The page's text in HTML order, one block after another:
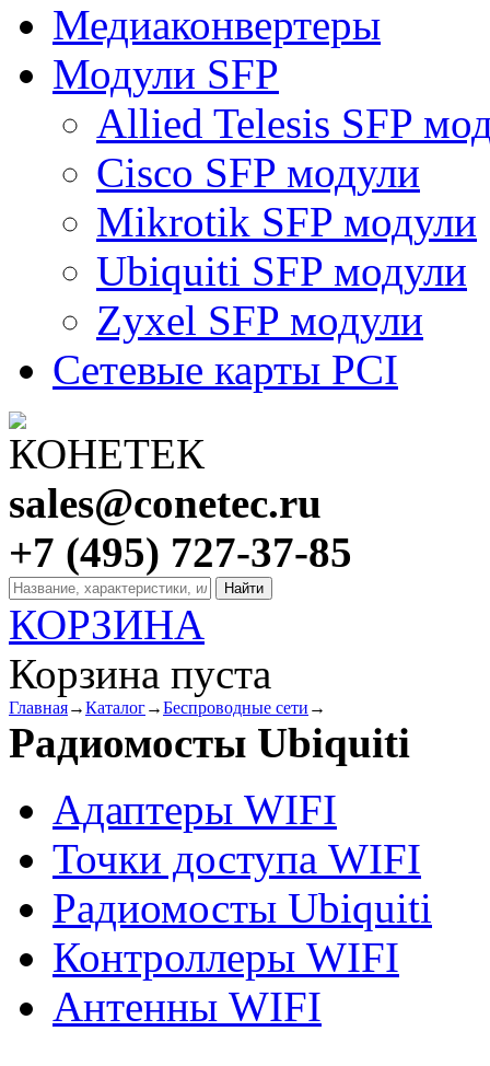
Медиаконвертеры
Модули SFP
Allied Telesis SFP
Cisco SFP модули
Mikrotik SFP модули
Ubiquiti SFP модули
Zyxel SFP модули
Сетевые карты PCI
sales@conetec.ru
+7 (495) 727-37-85
КОРЗИНА
Корзина пуста
Главная→Каталог→Беспроводные сети →
Радиомосты Ubiquiti
Адаптеры WIFI
Точки доступа WIFI
Радиомосты Ubiquiti
Контроллеры WIFI
Антенны WIFI